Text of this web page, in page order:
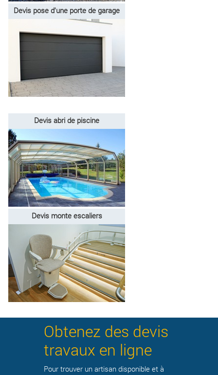
Devis pose d'une porte de garage
Devis abri de piscine
Devis monte escaliers
Obtenez des devis
travaux en ligne
Pour trouver un artisan disponible et à